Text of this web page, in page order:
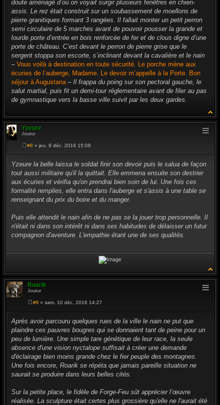
doute aménagé d’où on voyait surgir plusieurs fenêtres en chien-
assis. Le rez était construit sur un soubassement de moellons de
pierre granitiques formant 3 rangées. Il fallait monter un petit perron
semi circulaire de 5 marches avant de pouvoir pousser la grande et
lourde porte d’entrée en bois renforcée de fer et de clous digne d’une
porte de château. C’est devant le perron de pierre grise que le
sergent stoppa son escorte, s’inclinant devant la cavalière et le nain
– Vous voilà à destination en toute sécurité. Le porche mène aux
écuries de l’auberge, Madame. Le devoir m’appelle à la Porte. Bon
séjour à Augustana– Il frappa du poing sur son pectoral gauche, le
salut martial, puis fit un demi-tour réglementaire avant de filer au pas
de gymnastique vers la basse ville suivit par les deux gardes.
Yzeure
Joueur
s
a
e
#8 » jeu. 8 déc. 2016 15:08
Yzeure la belle laissa le soldat finir son devoir puis le salua de façon
tout aussi militaire qu'il la quittait. Elle emmena ensuite son destrier
aux écuries et vérifia qu'on prendrai bien soin de lui. Une fois ces
formalité remplies, elle entra dans l'auberge et s'assis à une table se
renseignant du prix du boire et du manger.
Puis elle attendit le nain afin de ne pas se la jouer trop personnelle. Il
n'était ni dans son intérêt ni dans ses habitudes de délaisser un futur
compagnon d'aventure. L'empathie étant une de ses qualités.
Roarik
Joueur
s
a
g
e
#9 » sam. 10 déc. 2016 14:27
Après avoir parcouru quelques rues de la ville le nain ne put que
plaindre ces pauvres bougres qui se donnaient tant de peine pour un
peu de lumière. Une simple tare génétique de leur race, la seule
absence d'une vision nyctalope suffisait à créer une demande
d'éclairage bien moins grande chez le fier peuple des montagnes.
Une fois encore, Roarik se répéta que jamais pareille situation ne
saurait se produire dans leurs belles cités.
Sur la petite place, le fidèle de Forge-Feu sût apprécier l’œuvre
réalisée. La sculpture était certes plus grossière qu'elle ne l'aurait été